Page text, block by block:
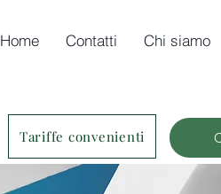
Home Contatti Chi siamo
Tariffe convenienti